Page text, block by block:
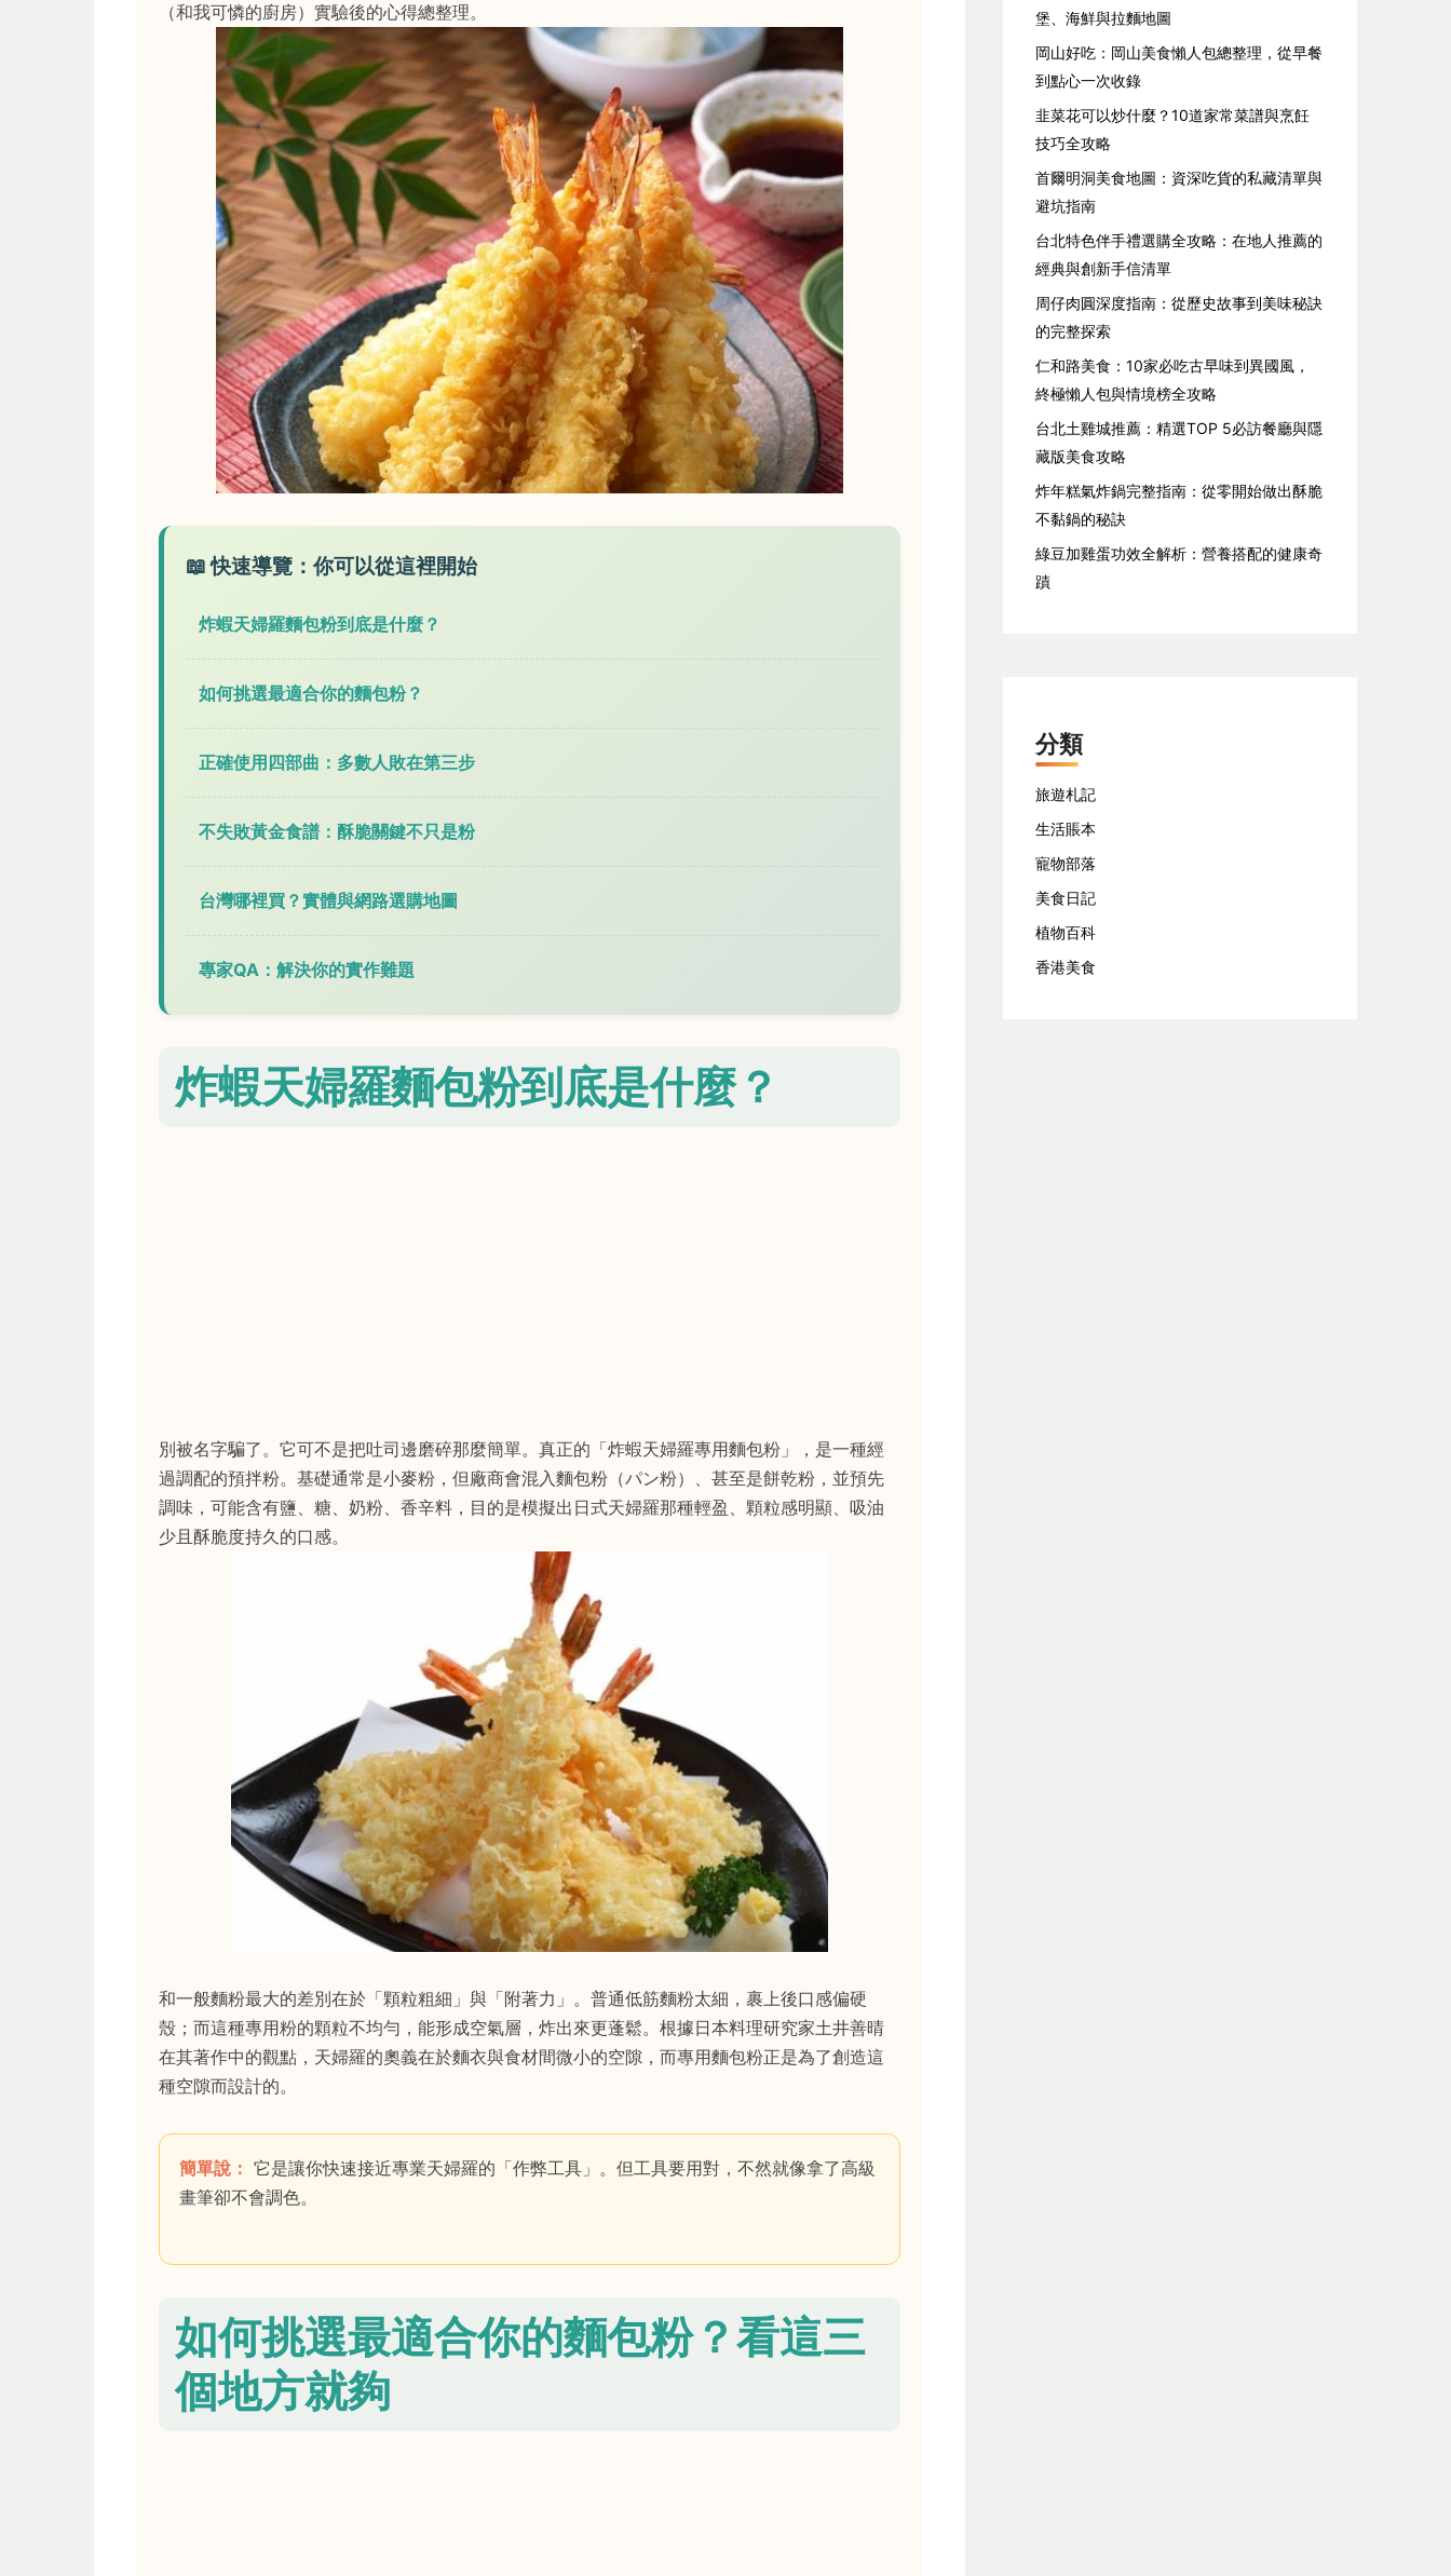
（和我可憐的廚房）實驗後的心得總整理。
📖 快速導覽：你可以從這裡開始
炸蝦天婦羅麵包粉到底是什麼？
如何挑選最適合你的麵包粉？
正確使用四部曲：多數人敗在第三步
不失敗黃金食譜：酥脆關鍵不只是粉
台灣哪裡買？實體與網路選購地圖
專家QA：解決你的實作難題
炸蝦天婦羅麵包粉到底是什麼？
別被名字騙了。它可不是把吐司邊磨碎那麼簡單。真正的「炸蝦天婦羅專用麵包粉」，是一種經
過調配的預拌粉。基礎通常是小麥粉，但廠商會混入麵包粉（パン粉）、甚至是餅乾粉，並預先
調味，可能含有鹽、糖、奶粉、香辛料，目的是模擬出日式天婦羅那種輕盈、顆粒感明顯、吸油
少且酥脆度持久的口感。
和一般麵粉最大的差別在於「顆粒粗細」與「附著力」。普通低筋麵粉太細，裹上後口感偏硬
殼；而這種專用粉的顆粒不均勻，能形成空氣層，炸出來更蓬鬆。根據日本料理研究家土井善晴
在其著作中的觀點，天婦羅的奧義在於麵衣與食材間微小的空隙，而專用麵包粉正是為了創造這
種空隙而設計的。
簡單說： 它是讓你快速接近專業天婦羅的「作弊工具」。但工具要用對，不然就像拿了高級
畫筆卻不會調色。
如何挑選最適合你的麵包粉？看這三
個地方就夠
堡、海鮮與拉麵地圖
岡山好吃：岡山美食懶人包總整理，從早餐
到點心一次收錄
韭菜花可以炒什麼？10道家常菜譜與烹飪
技巧全攻略
首爾明洞美食地圖：資深吃貨的私藏清單與
避坑指南
台北特色伴手禮選購全攻略：在地人推薦的
經典與創新手信清單
周仔肉圓深度指南：從歷史故事到美味秘訣
的完整探索
仁和路美食：10家必吃古早味到異國風，
終極懶人包與情境榜全攻略
台北土雞城推薦：精選TOP 5必訪餐廳與隱
藏版美食攻略
炸年糕氣炸鍋完整指南：從零開始做出酥脆
不黏鍋的秘訣
綠豆加雞蛋功效全解析：營養搭配的健康奇
蹟
分類
旅遊札記
生活賬本
寵物部落
美食日記
植物百科
香港美食